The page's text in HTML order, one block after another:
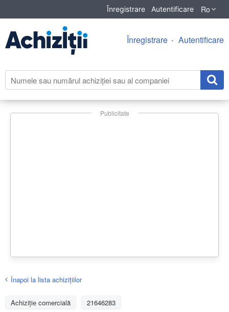
Înregistrare Autentificare Ro
Înregistrare Autentificare
Publicitate
Înapoi la lista achiziţiilor
Achizițiе comercială 21646283